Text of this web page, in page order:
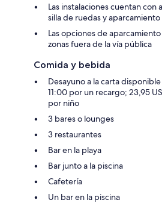
Las instalaciones cuentan
silla de ruedas y
Las opciones de
zonas fuera de la vía pública
Comida y bebida
Desayuno a la carta
11:00 por un recargo; 23,95
por niño
3 bares o lounges
3 restaurantes
Bar en la playa
Bar junto a la piscina
Cafetería
Un bar en la piscina